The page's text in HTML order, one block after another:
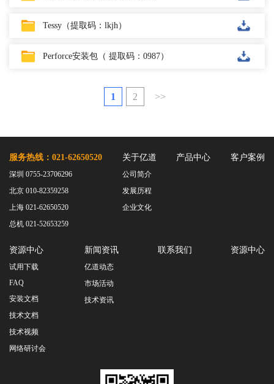
Tessy（提取码：lkjh）
Perforce安装包（ 提取码：0987）
1 2 >>
服务热线：021-62650520
深圳 0755-23706296
北京 010-82359258
上海 021-62650520
总机 021-52653259
关于亿道
公司简介
发展历程
企业文化
产品中心 客户案例
资源中心
试用下载
FAQ
安装文档
技术文档
技术视频
网络研讨会
新闻资讯
亿道动态
市场活动
技术资讯
联系我们 资源中心